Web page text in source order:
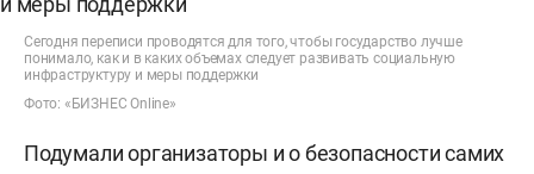
Сегодня переписи проводятся для того, чтобы государство лучше
понимало, как и в каких объемах следует развивать социальную
инфраструктуру и меры поддержки
Фото: «БИЗНЕС Online»
Подумали организаторы и о безопасности самих